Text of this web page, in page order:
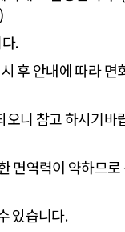
.
후 안내에 따라 면
오니 참고 하시기바
면역력이 약하므로
있습니다.